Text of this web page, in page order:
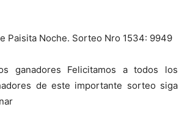
Paisita Noche. Sorteo Nro 1534: 9949
ganadores Felicitamos a todos los
de este importante sorteo siga